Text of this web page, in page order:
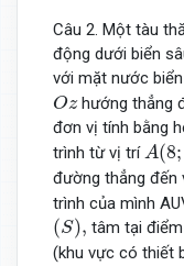
Câu 2. Một tàu
động dưới biển
với mặt nước
Oz
Oz hướng thẳng
đơn vị tính bằng
trình từ vị tríA(8;
A(8;
đường thẳng đến
trình của mình
(S),
(S), tâm tại điểm
(khu vực có thiết